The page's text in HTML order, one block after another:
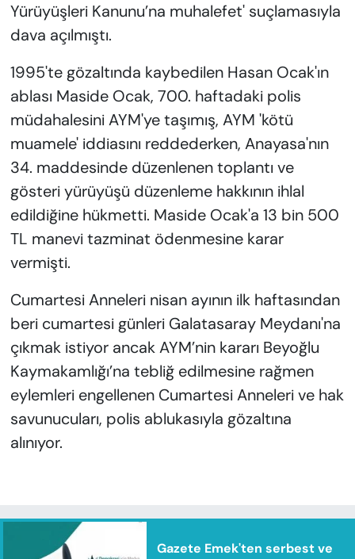
Yürüyüşleri Kanunu’na muhalefet' suçlamasıyla
dava açılmıştı.
1995'te gözaltında kaybedilen Hasan Ocak'ın
ablası Maside Ocak, 700. haftadaki polis
müdahalesini AYM'ye taşımış, AYM 'kötü
muamele' iddiasını reddederken, Anayasa'nın
34. maddesinde düzenlenen toplantı ve
gösteri yürüyüşü düzenleme hakkının ihlal
edildiğine hükmetti. Maside Ocak'a 13 bin 500
TL manevi tazminat ödenmesine karar
vermişti.
Cumartesi Anneleri nisan ayının ilk haftasından
beri cumartesi günleri Galatasaray Meydanı'na
çıkmak istiyor ancak AYM’nin kararı Beyoğlu
Kaymakamlığı’na tebliğ edilmesine rağmen
eylemleri engellenen Cumartesi Anneleri ve hak
savunucuları, polis ablukasıyla gözaltına
alınıyor.
Gazete Emek'ten serbest ve